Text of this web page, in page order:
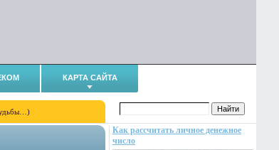
КАРТА САЙТА
Как рассчитать личное денежное
число